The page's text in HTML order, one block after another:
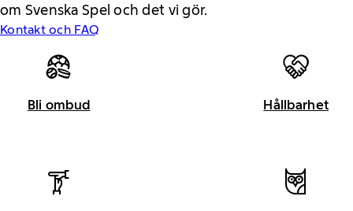
om Svenska Spel och det vi gör.
Kontakt och FAQ
Bli ombud Hållbarhet